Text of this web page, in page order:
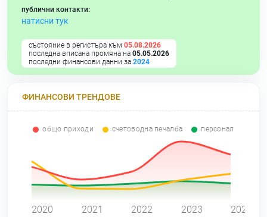
публични контакти:
натисни тук
състояние в регистъра към 05.08.2026
последна вписана промяна на 05.05.2026
последни финансови данни за 2024
ФИНАНСОВИ ТРЕНДОВЕ
общо приходи счетоводна печалба персонал
2020 2021 2022 2023 2024